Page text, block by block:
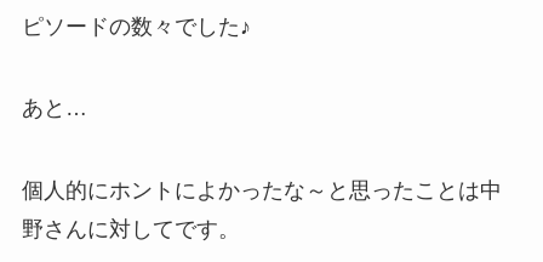
ピソードの数々でした♪
あと…
個人的にホントによかったな～と思ったことは中
野さんに対してです。